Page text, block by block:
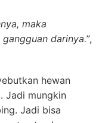
maka
darinya.”,
hewan
Jadi mungkin
Jadi bisa